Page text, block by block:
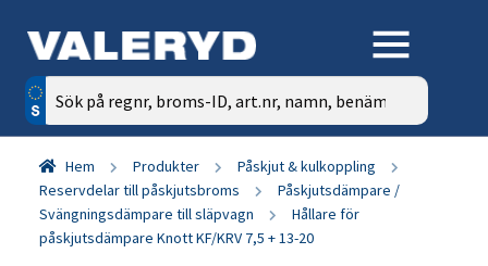
Sök
efter:
Hem Produkter
Påskjut & kulkoppling
Reservdelar till påskjutsbroms
Påskjutsdämpare /
Svängningsdämpare till släpvagn
Hållare för
påskjutsdämpare Knott KF/KRV 7,5 + 13-20